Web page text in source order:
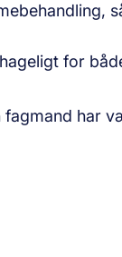
for
fagmand har